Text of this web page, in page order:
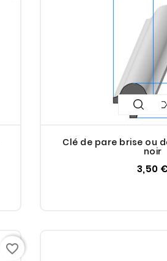
Clé de pare brise ou
noir
3,50
favorite_border